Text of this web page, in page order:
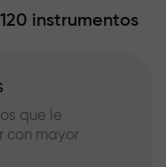
instrumentos
que le
con mayor